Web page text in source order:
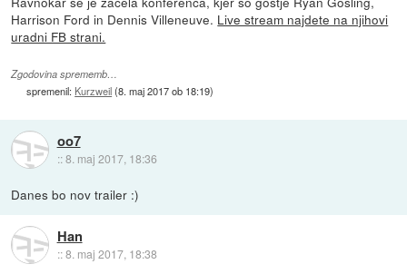
Harrison Ford in Dennis Villeneuve. Live stream najdete na njihovi
uradni FB strani.
Zgodovina sprememb…
spremenil: Kurzweil(8. maj 2017 ob 18:19)
oo7
::8. maj 2017, 18:36
Danes bo nov trailer :)
Han
::8. maj 2017, 18:38